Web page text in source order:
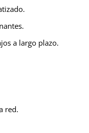
a largo plazo.
red.